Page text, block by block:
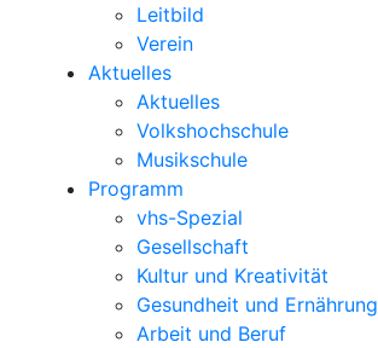
Leitbild
Verein
Aktuelles
Aktuelles
Volkshochschule
Musikschule
Programm
vhs-Spezial
Gesellschaft
Kultur und Kreativität
Gesundheit und Ernährung
Arbeit und Beruf